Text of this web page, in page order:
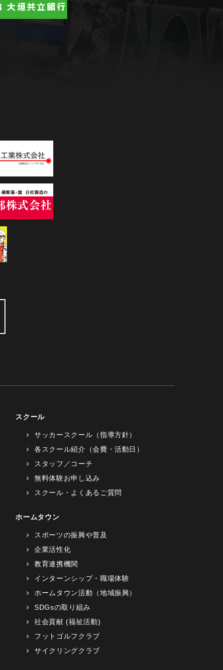
スクール
サッカースクール（指導方針）
各スクール紹介（会費・活動日）
スタッフ／コーチ
無料体験お申し込み
スクール・よくあるご質問
ホームタウン
スポーツの振興や普及
企業活性化
教育連携機関
インターンシップ・職場体験
ホームタウン活動（地域振興）
SDGsの取り組み
社会貢献 (福祉活動)
フットゴルフクラブ
サイクリングクラブ